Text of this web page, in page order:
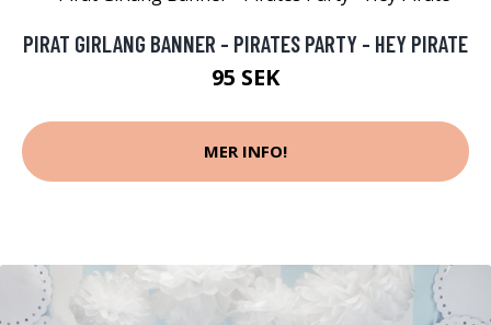
PIRAT GIRLANG BANNER - PIRATES PARTY - HEY PIRATE
95 SEK
MER INFO!